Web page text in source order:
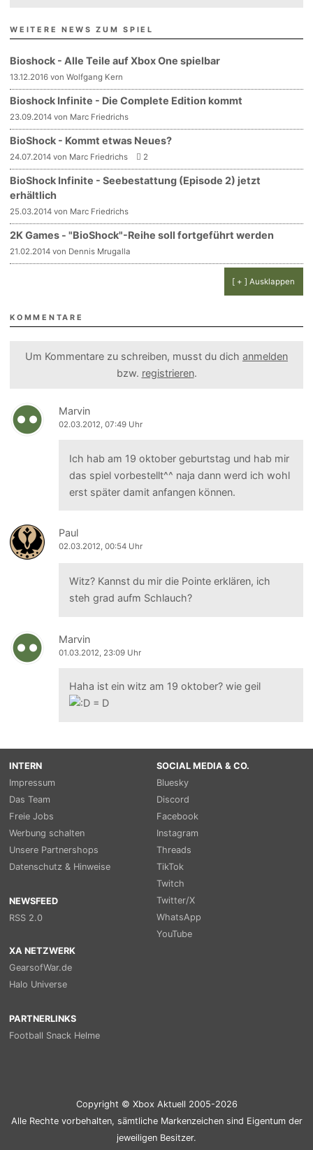
WEITERE NEWS ZUM SPIEL
Bioshock - Alle Teile auf Xbox One spielbar
13.12.2016 von Wolfgang Kern
Bioshock Infinite - Die Complete Edition kommt
23.09.2014 von Marc Friedrichs
BioShock - Kommt etwas Neues?
24.07.2014 von Marc Friedrichs 2
BioShock Infinite - Seebestattung (Episode 2) jetzt
erhältlich
25.03.2014 von Marc Friedrichs
2K Games - "BioShock"-Reihe soll fortgeführt werden
21.02.2014 von Dennis Mrugalla
[ + ] Ausklappen
KOMMENTARE
Um Kommentare zu schreiben, musst du dich anmelden
bzw. registrieren.
Marvin
02.03.2012, 07:49 Uhr
Ich hab am 19 oktober geburtstag und hab mir
das spiel vorbestellt^^ naja dann werd ich wohl
erst später damit anfangen können.
Paul
02.03.2012, 00:54 Uhr
Witz? Kannst du mir die Pointe erklären, ich
steh grad aufm Schlauch?
Marvin
01.03.2012, 23:09 Uhr
Haha ist ein witz am 19 oktober? wie geil
INTERN
Impressum
Das Team
Freie Jobs
Werbung schalten
Unsere Partnershops
Datenschutz & Hinweise
NEWSFEED
RSS 2.0
SOCIAL MEDIA & CO.
Bluesky
Discord
Facebook
Instagram
Threads
TikTok
Twitch
Twitter/X
WhatsApp
YouTube
XA NETZWERK
GearsofWar.de
Halo Universe
PARTNERLINKS
Football Snack Helme
Copyright © Xbox Aktuell 2005-2026
Alle Rechte vorbehalten, sämtliche Markenzeichen sind Eigentum der
jeweiligen Besitzer.